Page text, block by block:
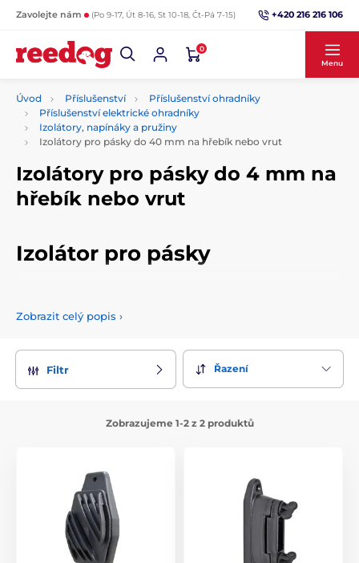
Zavolejte nám (Po 9-17, Út 8-16, St 10-18, Čt-Pá 7-15) +420 216 216 106
0
Menu
Úvod Příslušenství
Příslušenství ohradníky
Příslušenství elektrické ohradníky
Izolátory, napínáky a pružiny
Izolátory pro pásky do 40 mm na hřebík nebo vrut
Izolátory pro pásky do 4 mm na
hřebík nebo vrut
Izolátor pro pásky
Zobrazit celý popis ›
Filtr Řazení
Zobrazujeme 1-2 z 2 produktů